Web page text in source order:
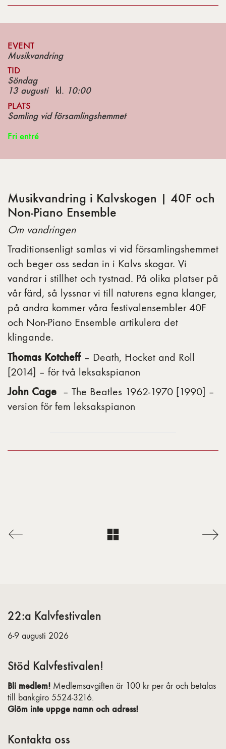
EVENT
Musikvandring
TID
Söndag
13 augustikl. 10:00
PLATS
Samling vid församlingshemmet
Fri entré
Musikvandring i Kalvskogen | 40F och
Non-Piano Ensemble
Om vandringen
Traditionsenligt samlas vi vid församlingshemmet
och beger oss sedan in i Kalvs skogar. Vi
vandrar i stillhet och tystnad. På olika platser på
vår färd, så lyssnar vi till naturens egna klanger,
på andra kommer våra festivalensembler 40F
och Non-Piano Ensemble artikulera det
klingande.
Thomas Kotcheff– Death, Hocket and Roll
[2014] – för två leksakspianon
John Cage – The Beatles 1962-1970 [1990] –
version för fem leksakspianon
22:a Kalvfestivalen
6-9 augusti 2026
Stöd Kalvfestivalen!
Bli medlem! Medlemsavgiften är 100 kr per år och betalas
till bankgiro 5524-3216.
Glöm inte uppge namn och adress!
Kontakta oss